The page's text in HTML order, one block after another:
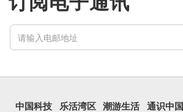
中国科技 乐活湾区 潮游生活 通识中国